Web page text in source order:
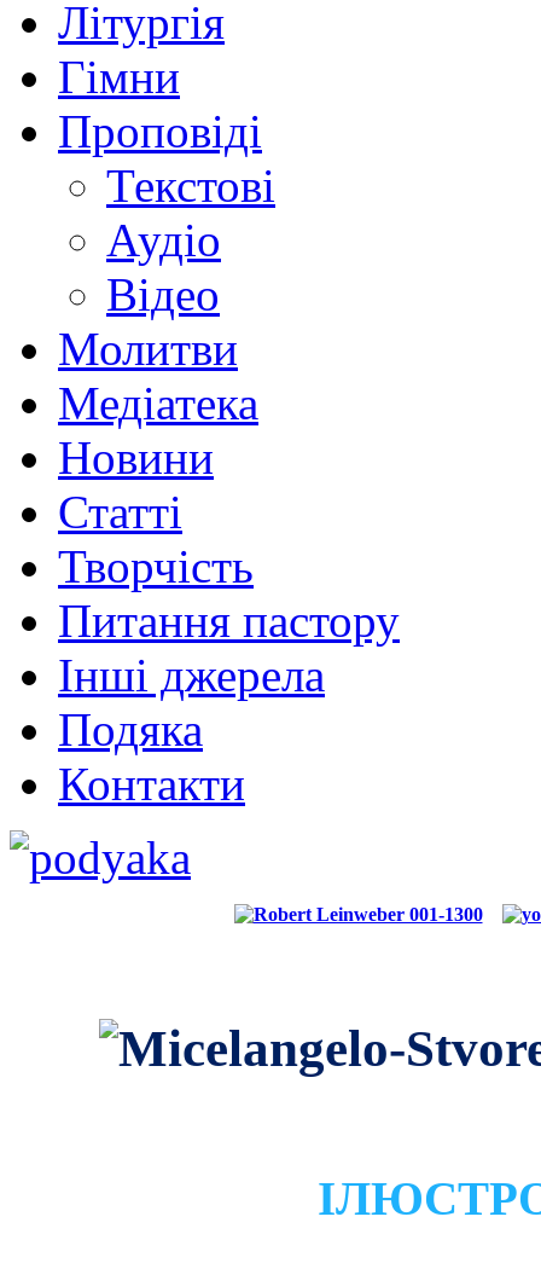
Літургія
Гімни
Проповіді
Текстові
Аудіо
Відео
Молитви
Медіатека
Новини
Статті
Творчість
Питання пастору
Інші джерела
Подяка
Контакти